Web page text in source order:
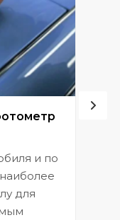
и по
для